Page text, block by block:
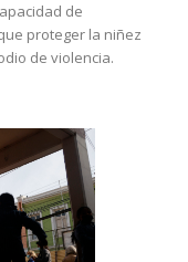
de
proteger la niñez
de violencia.